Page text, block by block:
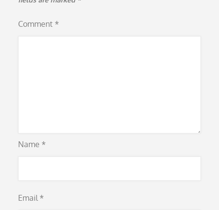
Comment *
Name *
Email *